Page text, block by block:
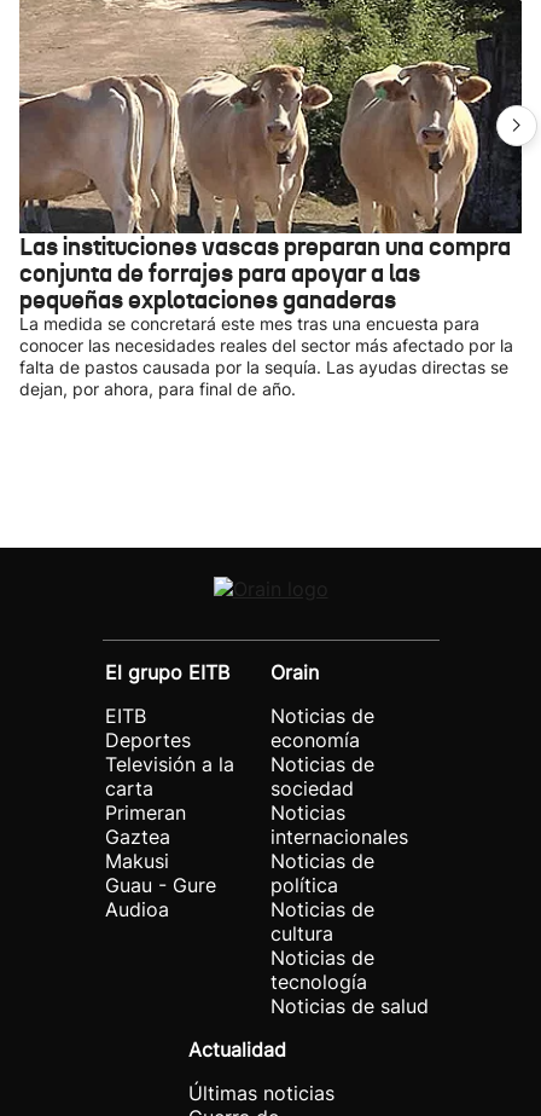
Las instituciones vascas preparan una compra
conjunta de forrajes para apoyar a las
pequeñas explotaciones ganaderas
La medida se concretará este mes tras una encuesta para
conocer las necesidades reales del sector más afectado por la
falta de pastos causada por la sequía. Las ayudas directas se
dejan, por ahora, para final de año.
El grupo EITB
EITB
Deportes
Televisión a la
carta
Primeran
Gaztea
Makusi
Guau - Gure
Audioa
Orain
Noticias de
economía
Noticias de
sociedad
Noticias
internacionales
Noticias de
política
Noticias de
cultura
Noticias de
tecnología
Noticias de salud
Actualidad
Últimas noticias